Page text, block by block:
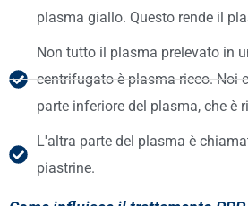
plasma giallo. Questo rende il
Non tutto il plasma prelevato in
centrifugato è plasma ricco. Noi
parte inferiore del plasma, che è
L'altra parte del plasma è
piastrine.